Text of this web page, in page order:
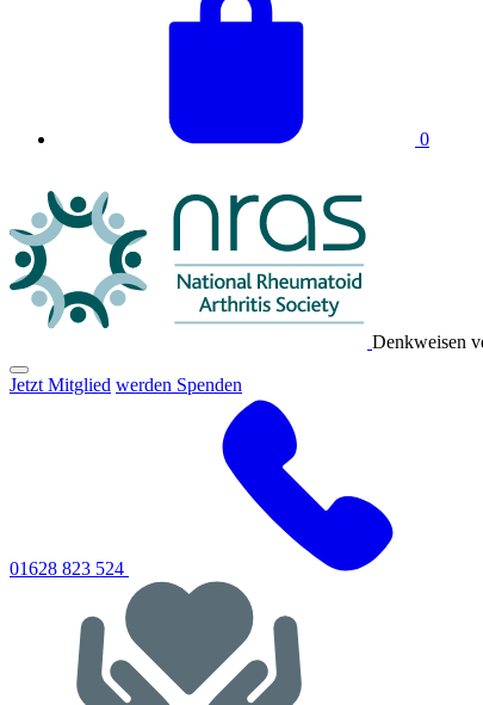
0
Denkweisen
Klicken
Sie
Jetzt Mitglied werden Spenden
01628 823 524